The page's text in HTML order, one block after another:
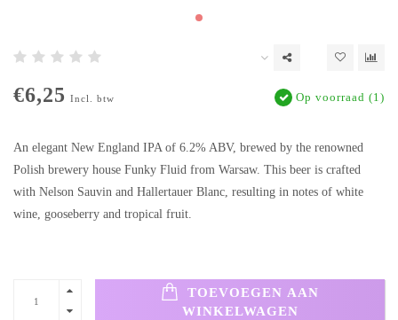
€6,25 Incl. btw Op voorraad (1)
An elegant New England IPA of 6.2% ABV, brewed by the renowned
Polish brewery house Funky Fluid from Warsaw. This beer is crafted
with Nelson Sauvin and Hallertauer Blanc, resulting in notes of white
wine, gooseberry and tropical fruit.
TOEVOEGEN AAN
WINKELWAGEN